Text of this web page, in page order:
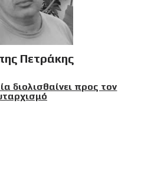
Πετράκης
διολισθαίνει προς τον